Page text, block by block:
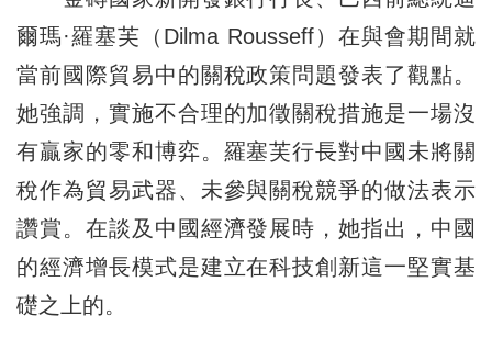
爾瑪·羅塞芙（Dilma Rousseff）在與會期間就
當前國際貿易中的關稅政策問題發表了觀點。
她強調，實施不合理的加徵關稅措施是一場沒
有贏家的零和博弈。羅塞芙行長對中國未將關
稅作為貿易武器、未參與關稅競爭的做法表示
讚賞。在談及中國經濟發展時，她指出，中國
的經濟增長模式是建立在科技創新這一堅實基
礎之上的。